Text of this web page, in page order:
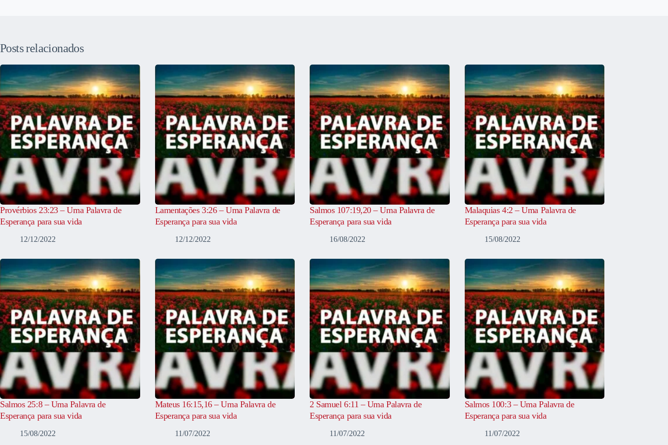
Posts relacionados
Provérbios 23:23 – Uma Palavra de
Esperança para sua vida
12/12/2022
Lamentações 3:26 – Uma Palavra de
Esperança para sua vida
12/12/2022
Salmos 107:19,20 – Uma Palavra de
Esperança para sua vida
16/08/2022
Malaquias 4:2 – Uma Palavra de
Esperança para sua vida
15/08/2022
Salmos 25:8 – Uma Palavra de
Esperança para sua vida
15/08/2022
Mateus 16:15,16 – Uma Palavra de
Esperança para sua vida
11/07/2022
2 Samuel 6:11 – Uma Palavra de
Esperança para sua vida
11/07/2022
Salmos 100:3 – Uma Palavra de
Esperança para sua vida
11/07/2022